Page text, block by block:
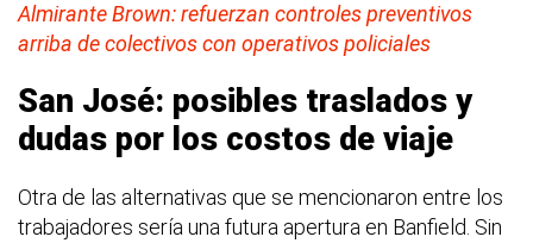
Almirante Brown: refuerzan controles preventivos
arriba de colectivos con operativos policiales
San José: posibles traslados y
dudas por los costos de viaje
Otra de las alternativas que se mencionaron entre los
trabajadores sería una futura apertura en Banfield. Sin